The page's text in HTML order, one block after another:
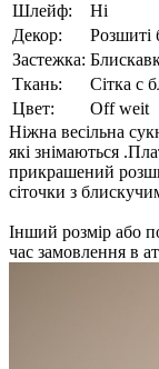
Шлейф:
Ні
Декор:
Розшиті
Застежка:
Ткань:
Сітка с
Цвет:
Off weit
Ніжна весільна
які знімаються
прикрашений
сіточки з
Інший розмір або
час замовлення в